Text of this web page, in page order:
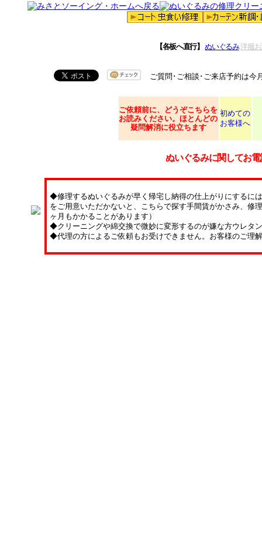
【各板へ直行】 ぬいぐるみ 洋服
ご質問･ご相談･ご来店予約は今
ご依頼前に、どうぞこちらを
お読みください。ほとんどの
疑問解消に役立ちます
初めての
お客様へ
ぬいぐるみに関してお
◆修理するぬいぐるみが早く帰宅し納得の仕上がりにするに
をご用意いただかないと、こちらで探す手間賃がかさみ、修
ヶ月もかかることがあります）
◆クリーニングや綿交換で微妙に変形するのが嫌な方ウレタ
◆代理の方によるご依頼もお受けできません。お客様のご理